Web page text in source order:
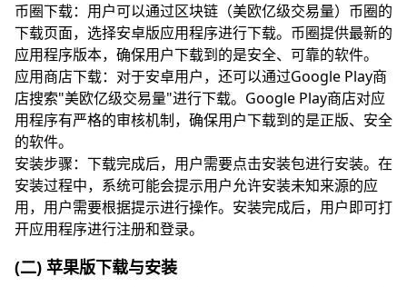
币圈下载：用户可以通过区块链（美欧亿级交易量）币圈的
下载页面，选择安卓版应用程序进行下载。币圈提供最新的
应用程序版本，确保用户下载到的是安全、可靠的软件。
应用商店下载：对于安卓用户，还可以通过Google Play商
店搜索"美欧亿级交易量"进行下载。Google Play商店对应
用程序有严格的审核机制，确保用户下载到的是正版、安全
的软件。
安装步骤：下载完成后，用户需要点击安装包进行安装。在
安装过程中，系统可能会提示用户允许安装未知来源的应
用，用户需要根据提示进行操作。安装完成后，用户即可打
开应用程序进行注册和登录。
(二) 苹果版下载与安装